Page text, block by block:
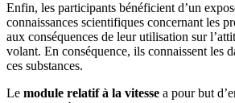
Enfin, les participants bénéficient d’un
connaissances scientifiques concernant les
aux conséquences de leur utilisation sur
volant. En conséquence, ils connaissent les
ces substances.
Le module relatif à la vitesse a pour but